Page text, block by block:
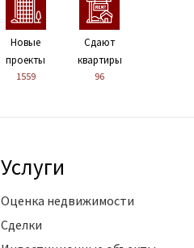
Новые
проекты
1559
Сдают
квартиры
96
Услуги
Оценка недвижимости
Сделки